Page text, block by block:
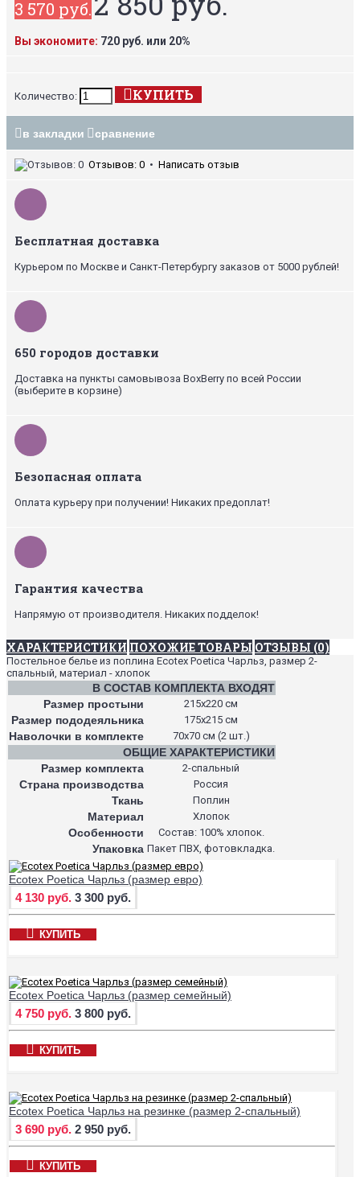
3 570 руб.
Вы экономите: 720 руб. или 20%
Количество: КУПИТЬ
в закладки сравнение
Отзывов: 0 • Написать отзыв
Бесплатная доставка
Курьером по Москве и Санкт-Петербургу заказов от 5000 рублей!
650 городов доставки
Доставка на пункты самовывоза BoxBerry по всей России
(выберите в корзине)
Безопасная оплата
Оплата курьеру при получении! Никаких предоплат!
Гарантия качества
Напрямую от производителя. Никаких подделок!
ХАРАКТЕРИСТИКИ ПОХОЖИЕ ТОВАРЫ ОТЗЫВЫ (0)
Постельное белье из поплина Ecotex Poetica Чарльз, размер 2-
спальный, материал - хлопок
В СОСТАВ КОМПЛЕКТА ВХОДЯТ
Размер простыни
215х220 см
Размер пододеяльника 175х215 см
Наволочки в комплекте 70х70 см (2 шт.)
ОБЩИЕ ХАРАКТЕРИСТИКИ
Размер комплекта
2-спальный
Страна производства Россия
Ткань Поплин
Материал Хлопок
Особенности Состав: 100% хлопок.
Упаковка Пакет ПВХ, фотовкладка.
Ecotex Poetica Чарльз (размер евро)
4 130 руб. 3 300 руб.
КУПИТЬ
Ecotex Poetica Чарльз (размер семейный)
4 750 руб. 3 800 руб.
КУПИТЬ
Ecotex Poetica Чарльз на резинке (размер 2-спальный)
3 690 руб. 2 950 руб.
КУПИТЬ